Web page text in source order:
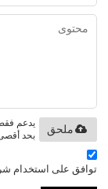
بحد أقصى 20
ملحق
توافق على استخدام